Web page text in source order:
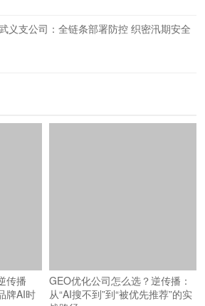
义支公司：全链条部署防控 织密汛期安全
传播
牌AI时